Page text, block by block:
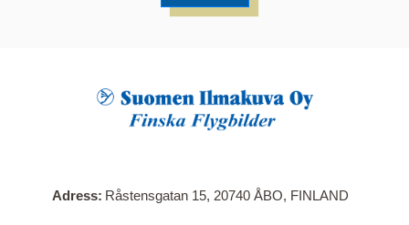
Här visas en karta över bilder med kända
Adress Råstensgatan 15, 20740 ÅBO, FINLAND